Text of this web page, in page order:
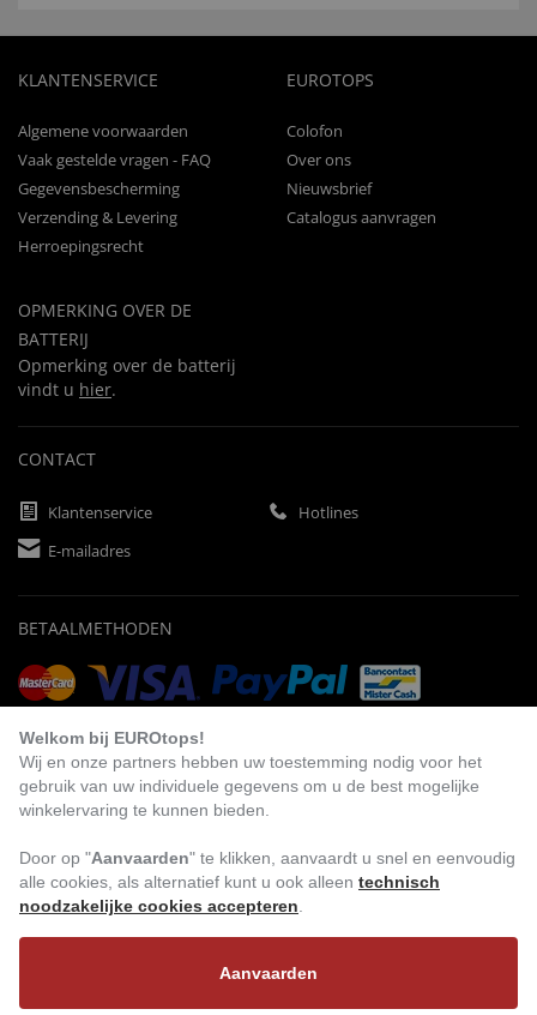
KLANTENSERVICE
Algemene voorwaarden
Vaak gestelde vragen - FAQ
Gegevensbescherming
Verzending & Levering
Herroepingsrecht
OPMERKING OVER DE
BATTERIJ
Opmerking over de batterij
vindt u hier.
EUROTOPS
Colofon
Over ons
Nieuwsbrief
Catalogus aanvragen
CONTACT
Klantenservice
Hotlines
E-mailadres
BETAALMETHODEN
BEZOEK ONS
Welkom bij EUROtops!
Wij en onze partners hebben uw toestemming nodig voor het
gebruik van uw individuele gegevens om u de best mogelijke
winkelervaring te kunnen bieden.
Door op "Aanvaarden" te klikken, aanvaardt u snel en eenvoudig
alle cookies, als alternatief kunt u ook alleen technisch
noodzakelijke cookies accepteren
Aanvaarden